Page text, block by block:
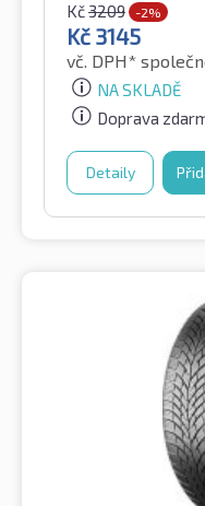
Kč3209 -2%
Kč 3145
vč. DPH*
NA SKLADĚ
Doprava
Detaily